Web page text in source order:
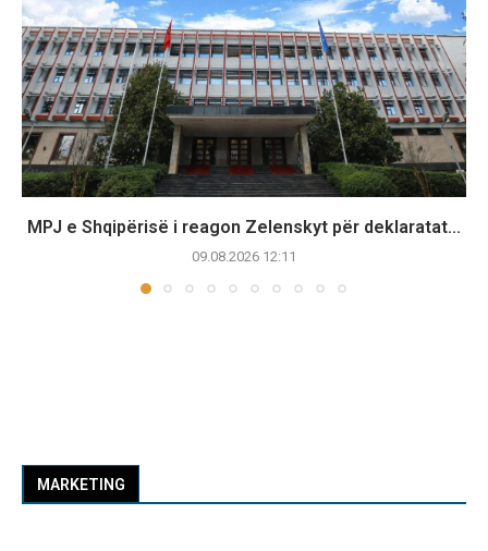
MPJ e Shqipërisë i reagon Zelenskyt për deklaratat...
09.08.2026 12:11
MARKETING